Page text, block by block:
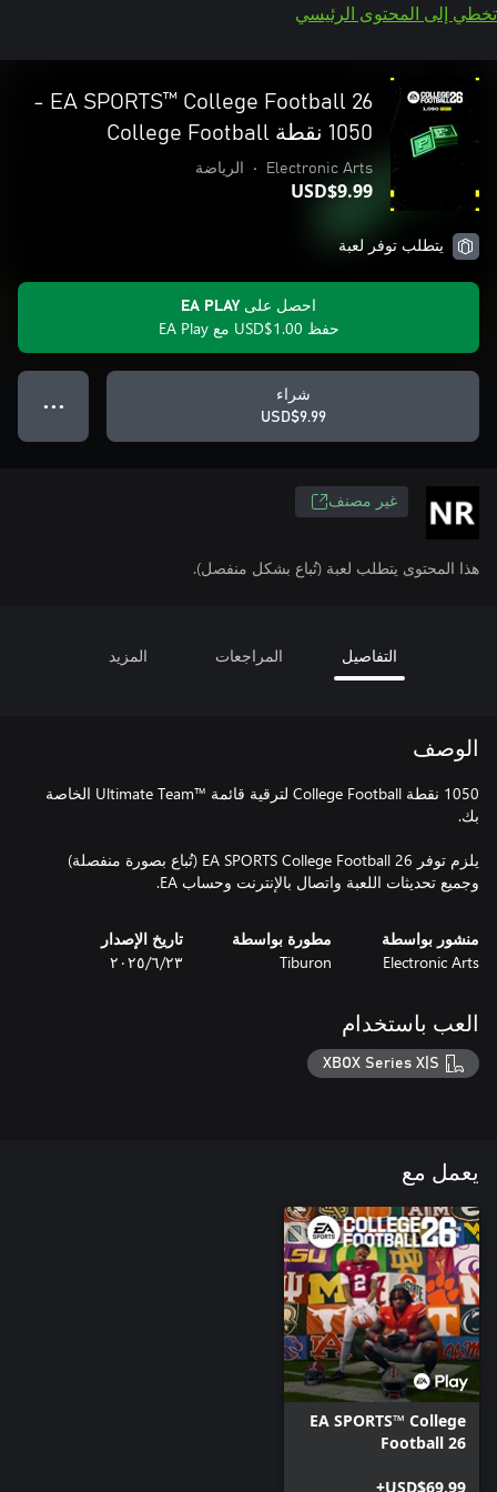
تخطي إلى المحتوى الرئيسي
EA SPORTS™ College Football 26 ‏-
1050 نقطة College Football
Electronic Arts
• الرياضة
USD$9.99
يتطلب توفر لعبة
احصل على EA PLAY
حفظ USD$1.00 مع EA Play
شراء
USD$9.99
● ● ●
غير مصنف
هذا المحتوى يتطلب لعبة (تُباع بشكل منفصل).
التفاصيل المراجعات المزيد
الوصف
1050 نقطة College Football لترقية قائمة Ultimate Team™‎ الخاصة
يلزم توفر EA SPORTS College Football 26 (تُباع بصورة منفصلة)
وجميع تحديثات اللعبة واتصال بالإنترنت وحساب EA.
منشور بواسطة
Electronic Arts
مطورة بواسطة
Tiburon
تاريخ الإصدار
٢٣‏/٦‏/٢٠٢٥
العب باستخدام
XBOX Series X|S
يعمل مع
EA SPORTS™ College
Football 26
USD$69.99+